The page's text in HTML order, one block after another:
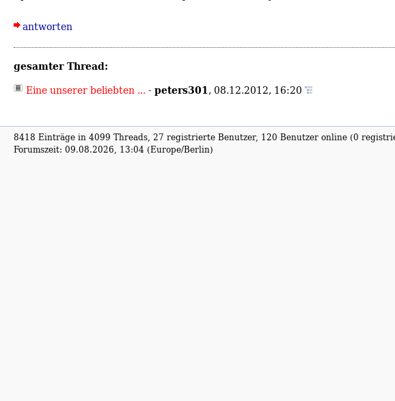
antworten
gesamter Thread:
Eine unserer beliebten ... - peters301, 08.12.2012, 16:20
8418 Einträge in 4099 Threads, 27 registrierte Benutzer, 120 Benutzer online (0
Forumszeit: 09.08.2026, 13:04 (Europe/Berlin)